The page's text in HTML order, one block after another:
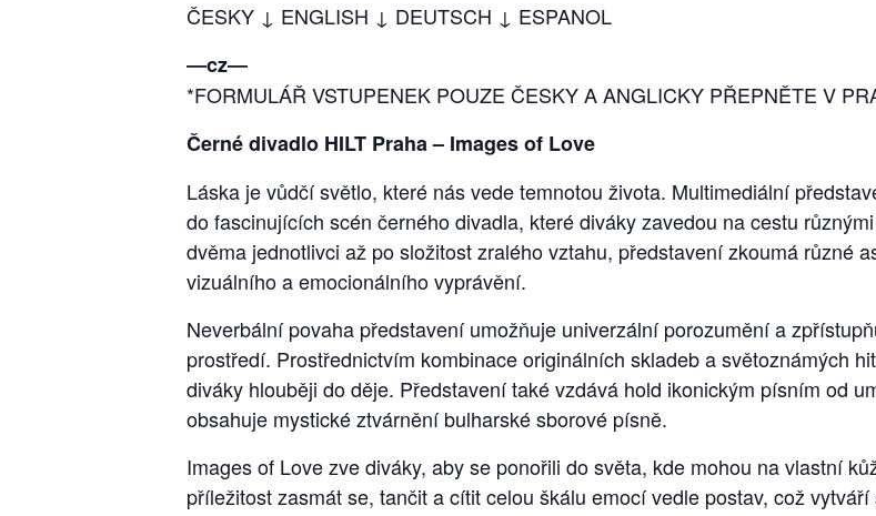
ČESKY ↓ ENGLISH ↓ DEUTSCH ↓ ESPANOL
―cz―
*FORMULÁŘ VSTUPENEK POUZE ČESKY A ANGLICKY PŘEPNĚTE V
Černé divadlo HILT Praha – Images of Love
Láska je vůdčí světlo, které nás vede temnotou života. Multimediální
do fascinujících scén černého divadla, které diváky zavedou na cestu
dvěma jednotlivci až po složitost zralého vztahu, představení zkoumá různé
vizuálního a emocionálního vyprávění.
Neverbální povaha představení umožňuje univerzální porozumění a
prostředí. Prostřednictvím kombinace originálních skladeb a světoznámých
diváky hlouběji do děje. Představení také vzdává hold ikonickým písním od
obsahuje mystické ztvárnění bulharské sborové písně.
Images of Love zve diváky, aby se ponořili do světa, kde mohou na vlastní
příležitost zasmát se, tančit a cítit celou škálu emocí vedle postav, což